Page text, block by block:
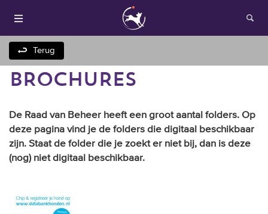
Fokken met je hond
Terug
BROCHURES
De Raad van Beheer heeft een groot aantal folders. Op
deze pagina vind je de folders die digitaal beschikbaar
zijn. Staat de folder die je zoekt er niet bij, dan is deze
(nog) niet digitaal beschikbaar.